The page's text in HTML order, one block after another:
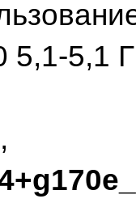
5,1-5,1